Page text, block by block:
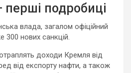
перші подробиці
влада, загалом офіційний
нових санкцій.
доходи Кремля від
від експорту нафти, а також